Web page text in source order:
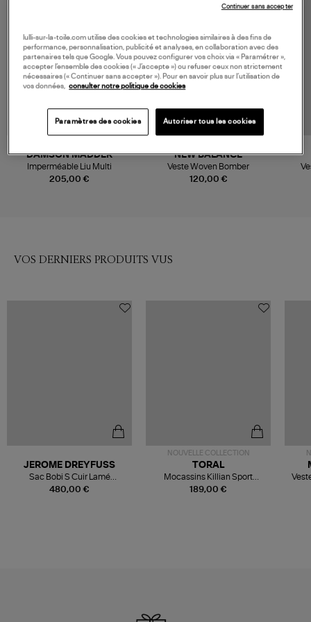
205,00 €
DAMSON MADDER
Imperméable Liu Multi
120,00 €
NEW BALANCE
Veste Woven Bomber
VOS DERNIERS PRODUITS VUS
480,00 €
JEROME DREYFUSS
Sac Bobi S Cuir Lamé
Champagne
NOUVELLE COLLECTION
189,00 €
TORAL
Mocassins Killian Sport
Mousse
lulli-sur-la-toile.com utilise des cookies et technologies similaires à des fins de
performance, personnalisation, publicité et analyses, en collaboration avec des
partenaires tels que Google. Vous pouvez configurer vos choix via « Paramétrer »,
accepter l’ensemble des cookies (« J’accepte ») ou refuser ceux non strictement
nécessaires (« Continuer sans accepter »). Pour en savoir plus sur l’utilisation de
vos données, consulter notre politique de cookies
Paramètres des cookies Autoriser tous les cookies
Continuer sans accepter